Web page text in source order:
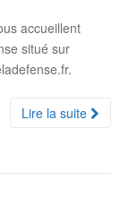
accueillent
situé sur
Lire la suite